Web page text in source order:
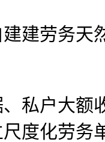
建劳务天
私户大额
度化劳务